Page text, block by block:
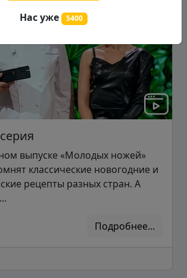
выпуске «Молодых ножей»
классические новогодние и
рецепты разных стран. А
Подробнее...
Нас уже 5400